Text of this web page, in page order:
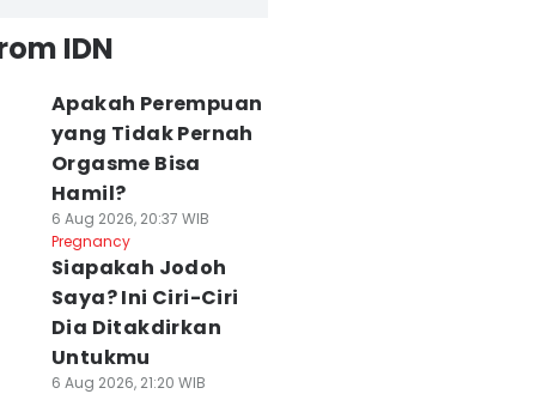
IDN
Apakah Perempuan
yang Tidak Pernah
Orgasme Bisa
Hamil?
6 Aug 2026, 20:37 WIB
Pregnancy
Siapakah Jodoh
Saya? Ini Ciri-Ciri
Dia Ditakdirkan
Untukmu
6 Aug 2026, 21:20 WIB